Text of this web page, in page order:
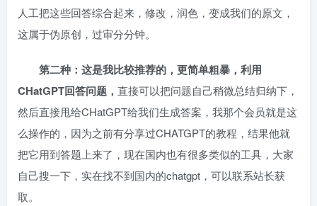
人工把这些回答综合起来，修改，润色，变成我们的原文，
这属于伪原创，过审分分钟。
第二种：这是我比较推荐的，更简单粗暴，利用
CHatGPT回答问题， 直接可以把问题自己稍微总结归纳下，
然后直接甩给CHatGPT给我们生成答案，我那个会员就是这
么操作的，因为之前有分享过CHATGPT的教程，结果他就
把它用到答题上来了，现在国内也有很多类似的工具，大家
自己搜一下，实在找不到国内的chatgpt，可以联系站长获
取。